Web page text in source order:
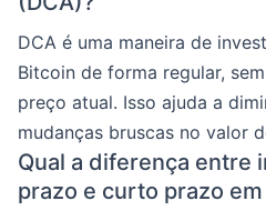
DCA é uma maneira de
Bitcoin de forma regular,
preço atual. Isso ajuda a
mudanças bruscas no valor
Qual a diferença entre
prazo e curto prazo